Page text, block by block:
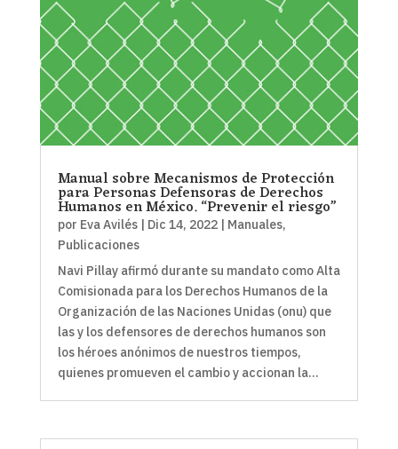
Manual sobre Mecanismos de Protección
para Personas Defensoras de Derechos
Humanos en México. “Prevenir el riesgo”
por Eva Avilés| Dic 14, 2022| Manuales,
Publicaciones
Navi Pillay afirmó durante su mandato como Alta
Comisionada para los Derechos Humanos de la
Organización de las Naciones Unidas (onu) que
las y los defensores de derechos humanos son
los héroes anónimos de nuestros tiempos,
quienes promueven el cambio y accionan la...